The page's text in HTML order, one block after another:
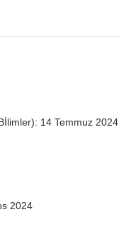
14 Temmuz 2024
2024